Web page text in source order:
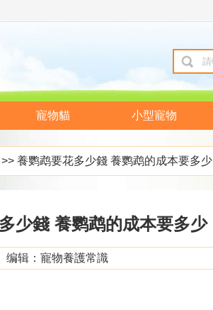
寵物貓 小型寵物
>> 養鹦鹉要花多少錢 養鹦鹉的成本要多少
少錢 養鹦鹉的成本要多少
编辑：寵物養護常識